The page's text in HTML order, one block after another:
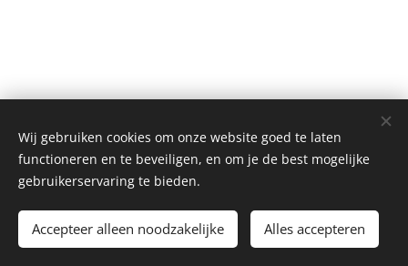
Mogelijk gemaakt door Webnode Cookies
Wij gebruiken cookies om onze website goed te laten
functioneren en te beveiligen, en om je de best mogelijke
gebruikerservaring te bieden.
Accepteer alleen noodzakelijke Alles accepteren